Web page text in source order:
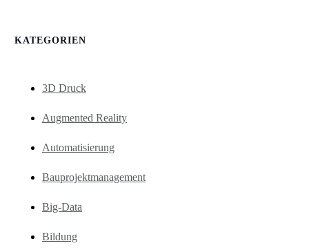
KATEGORIEN
3D Druck
Augmented Reality
Automatisierung
Bauprojektmanagement
Big-Data
Bildung